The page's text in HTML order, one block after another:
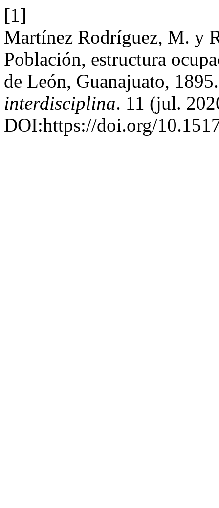
[1]
Martínez Rodríguez, M. y
Población, estructura
de León, Guanajuato,
interdisciplina. 11 (jul.
DOI:https://doi.org/